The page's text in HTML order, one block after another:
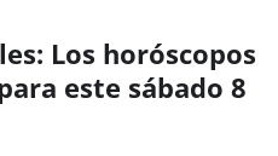
Los horóscopos
este sábado 8